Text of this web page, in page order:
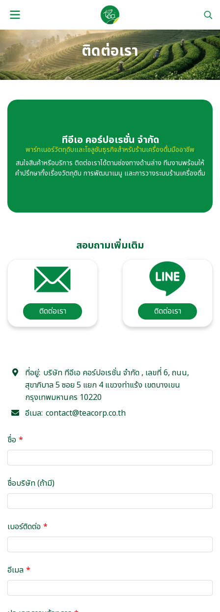
ติดต่อเรา
ทีอีเอ คอร์ปอเรชั่น จำกัด
พาร์ทเนอร์วัตถุดิบและโซลูชันธุรกิจสำหรับร้านเครื่องดื่มมืออาชีพ
สนใจสินค้าหรือบริการ ติดต่อเราได้ตามช่องทางด้านล่าง ทีมงานพร้อมให้
คำปรึกษาทั้งเรื่องวัตถุดิบ การพัฒนาเมนู และการวางระบบร้านเครื่องดื่ม
สอบถามเพิ่มเติม
ติดต่อเรา ติดต่อเรา
ที่อยู่: บริษัท ทีอีเอ คอร์ปอเรชั่น จำกัด , เลขที่ 6, ถนน,
สุขาภิบาล 5 ซอย 5 แยก 4 แขวงท่าแร้ง เขตบางเขน
กรุงเทพมหานคร 10220
อีเมล: contact@teacorp.co.th
ชื่อ
ชื่อบริษัท (ถ้ามี)
เบอร์ติดต่อ
อีเมล